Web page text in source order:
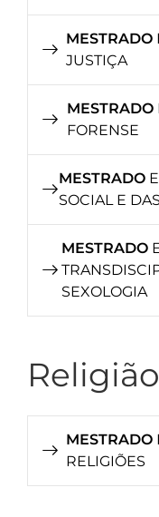
MESTRADO
JUSTIÇA
MESTRADO
FORENSE
MESTRADO
SOCIAL E
MESTRADO
SEXOLOGIA
Religião
MESTRADO
RELIGIÕES